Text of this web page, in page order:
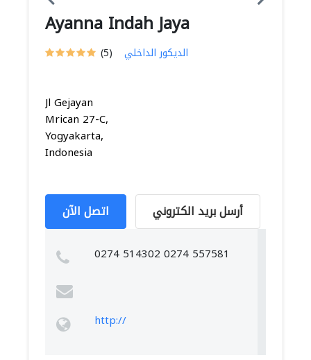
Ayanna Indah Jaya
(5) الديكور الداخلي
Jl Gejayan
Mrican 27-C,
Yogyakarta,
Indonesia
اتصل الآن أرسل بريد الكتروني
0274 514302 0274 557581
http://